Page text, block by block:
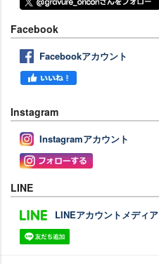
Facebook
Facebookアカウント
Instagram
Instagramアカウント
LINE
LINEアカウントメディア